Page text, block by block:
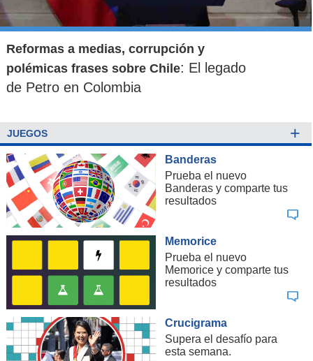
Reformas a medias, corrupción y
polémicas frases sobre Chile: El legado
de Petro en Colombia
JUEGOS +
Banderas
Prueba el nuevo
Banderas y comparte tus
resultados
Memorice
Prueba el nuevo
Memorice y comparte tus
resultados
Crucigrama
Supera el desafío para
esta semana.